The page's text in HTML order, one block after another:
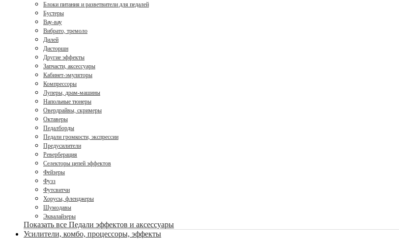
Блоки питания и разветвители для педалей
Бустеры
Вау-вау
Вибрато, тремоло
Дилей
Дисторшн
Другие эффекты
Запчасти, аксессуары
Кабинет-эмуляторы
Компрессоры
Луперы, драм-машины
Напольные тюнеры
Овердрайвы, скримеры
Октаверы
Педалборды
Педали громкости, экспрессии
Предусилители
Реверберация
Селекторы цепей эффектов
Фейзеры
Фузз
Футсвитчи
Хорусы, фленджеры
Шумодавы
Эквалайзеры
Показать все Педали эффектов и аксессуары
Усилители, комбо, процессоры, эффекты